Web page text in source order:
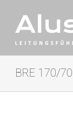
Inhalt
springen
BRE 170/